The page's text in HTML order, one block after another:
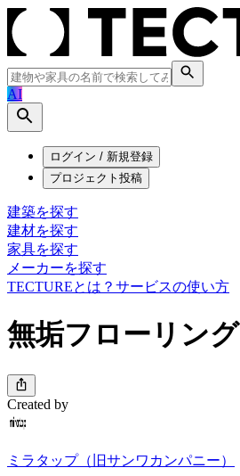
AI
ログイン / 新規登録
プロジェクト投稿
建築を探す
建材を探す
家具を探す
メーカーを探す
TECTUREとは？ サービスの使い方
無垢フローリング
Created by
ミラタップ（旧サンワカンパニー）